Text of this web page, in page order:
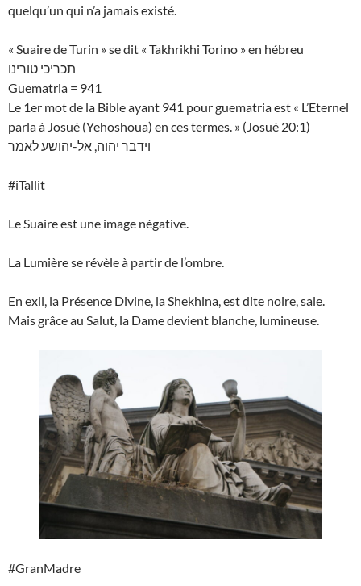
quelqu’un qui n’a jamais existé.
« Suaire de Turin » se dit « Takhrikhi Torino » en hébreu
תכריכי טורינו
Guematria = 941
Le 1er mot de la Bible ayant 941 pour guematria est « L’Eternel
parla à Josué (Yehoshoua) en ces termes. » (Josué 20:1)
וידבר יהוה, אל-יהושע לאמר
#iTallit
Le Suaire est une image négative.
La Lumière se révèle à partir de l’ombre.
En exil, la Présence Divine, la Shekhina, est dite noire, sale.
Mais grâce au Salut, la Dame devient blanche, lumineuse.
#GranMadre